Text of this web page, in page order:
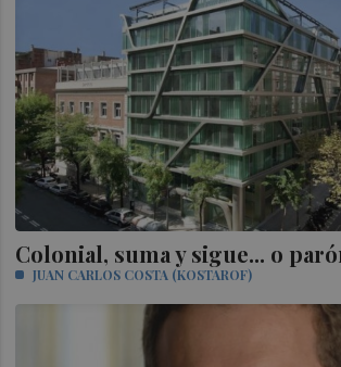
Colonial, suma y sigue... o
JUAN CARLOS COSTA (KOSTAROF)